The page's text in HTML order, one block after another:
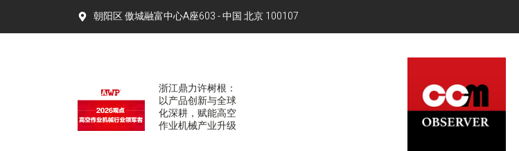
朝阳区 傲城融富中心A座603 - 中国 北京 100107​
浙江鼎力许树根：
以产品创新与全球
化深耕，赋能高空
作业机械产业升级